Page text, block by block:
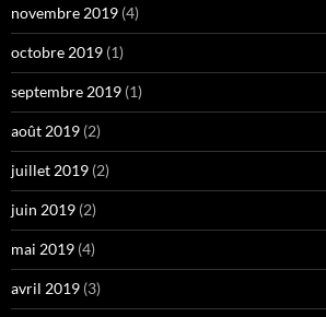
novembre 2019 (4)
octobre 2019 (1)
septembre 2019 (1)
août 2019 (2)
juillet 2019 (2)
juin 2019 (2)
mai 2019 (4)
avril 2019 (3)